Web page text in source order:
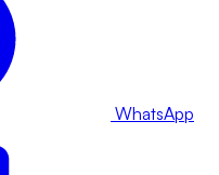
WhatsApp